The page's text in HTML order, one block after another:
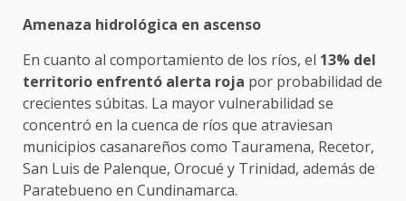
Amenaza hidrológica en ascenso
En cuanto al comportamiento de los ríos, el 13% del
territorio enfrentó alerta roja por probabilidad de
crecientes súbitas. La mayor vulnerabilidad se
concentró en la cuenca de ríos que atraviesan
municipios casanareños como Tauramena, Recetor,
San Luis de Palenque, Orocué y Trinidad, además de
Paratebueno en Cundinamarca.